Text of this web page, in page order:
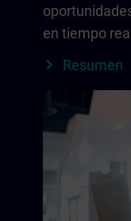
en tiempo
Resumen